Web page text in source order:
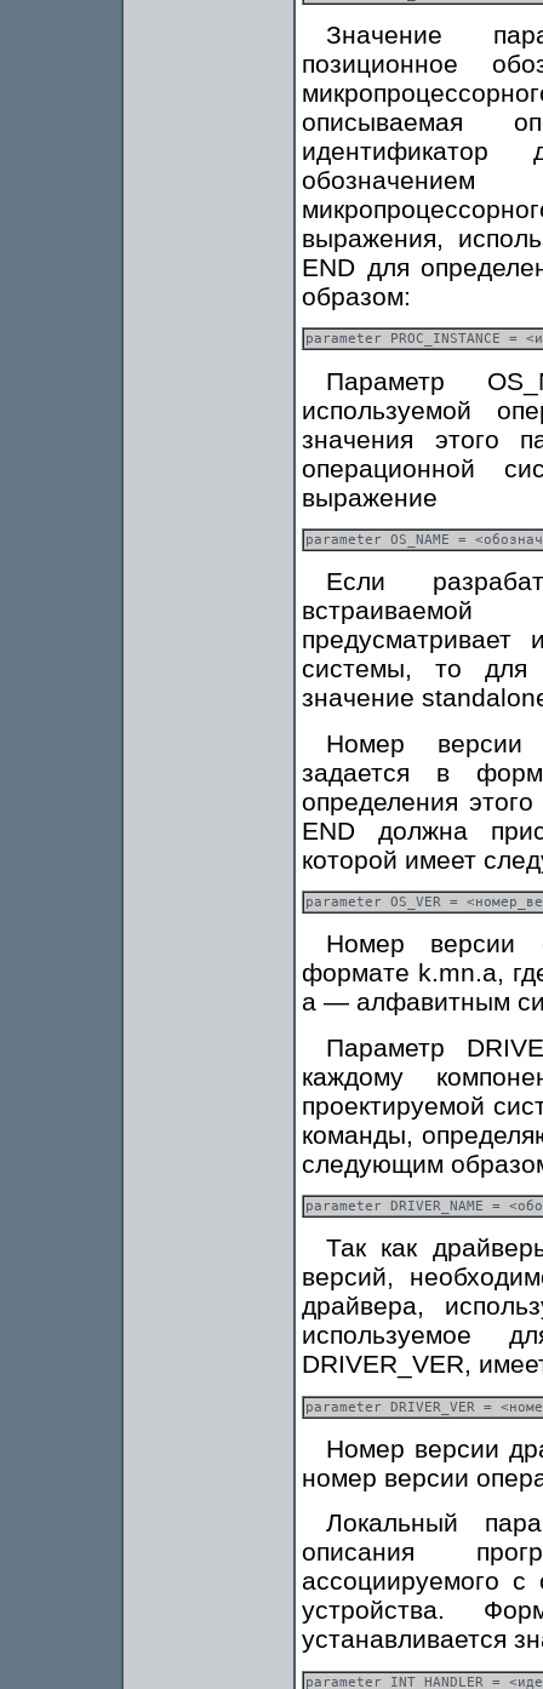
Значение
позиционное
описываемая
выражения,
END для
образом:
Параметр
используемой
значения этого
операционной
выражение
Если
встраиваемой
предусматривает
системы, то для
значение
Номер версии
задается в
определения
END должна
которой имеет
Номер версии
формате k.mn.a,
a — алфавитным
Параметр
каждому
проектируемой
команды,
следующим
Так как
версий,
драйвера,
используемое
DRIVER_VER,
Номер версии
номер версии
Локальный
описания
ассоциируемого с
устройства.
устанавливается
parameter INT_HANDLER =